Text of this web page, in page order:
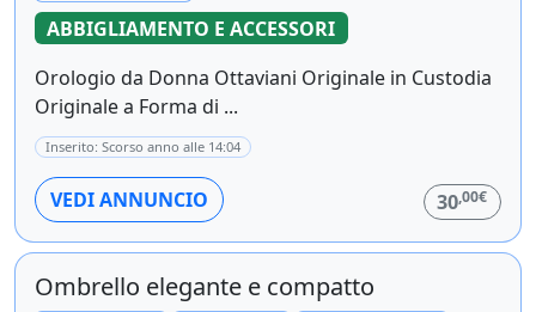
ABBIGLIAMENTO E ACCESSORI
Orologio da Donna Ottaviani Originale in Custodia
Originale a Forma di ...
Inserito: Scorso anno alle 14:04
VEDI ANNUNCIO 30,00€
Ombrello elegante e compatto